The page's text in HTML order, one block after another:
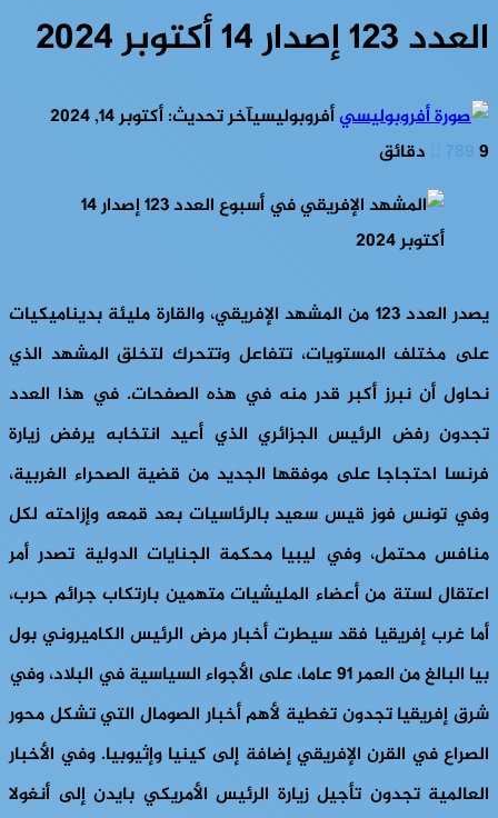
العدد 123 إصدار 14 أكتوبر 2024
أفروبوليسيآخر تحديث: أكتوبر 14, 2024
9 دقائق
يصدر العدد 123 من المشهد الإفريقي، والقارة مليئة بديناميكيات
على مختلف المستويات، تتفاعل وتتحرك لتخلق المشهد الذي
نحاول أن نبرز أكبر قدر منه في هذه الصفحات. في هذا العدد
تجدون رفض الرئيس الجزائري الذي أعيد انتخابه يرفض زيارة
فرنسا احتجاجا على موفقها الجديد من قضية الصحراء الغربية،
وفي تونس فوز قيس سعيد بالرئاسيات بعد قمعه وإزاحته لكل
منافس محتمل، وفي ليبيا محكمة الجنايات الدولية تصدر أمر
اعتقال لستة من أعضاء المليشيات متهمين بارتكاب جرائم حرب،
أما غرب إفريقيا فقد سيطرت أخبار مرض الرئيس الكاميروني بول
بيا البالغ من العمر 91 عاما، على الأجواء السياسية في البلاد، وفي
شرق إفريقيا تجدون تغطية لأهم أخبار الصومال التي تشكل محور
الصراع في القرن الإفريقي إضافة إلى كينيا وإثيوبيا. وفي الأخبار
العالمية تجدون تأجيل زيارة الرئيس الأمريكي بايدن إلى أنغولا